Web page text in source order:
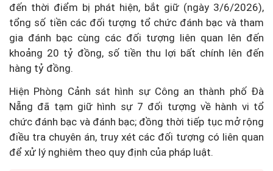
đến thời điểm bị phát hiện, bắt giữ (ngày 3/6/2026),
tổng số tiền các đối tượng tổ chức đánh bạc và tham
gia đánh bạc cùng các đối tượng liên quan lên đến
khoảng 20 tỷ đồng, số tiền thu lợi bất chính lên đến
hàng tỷ đồng.
Hiện Phòng Cảnh sát hình sự Công an thành phố Đà
Nẵng đã tạm giữ hình sự 7 đối tượng về hành vi tổ
chức đánh bạc và đánh bạc; đồng thời tiếp tục mở rộng
điều tra chuyên án, truy xét các đối tượng có liên quan
để xử lý nghiêm theo quy định của pháp luật.